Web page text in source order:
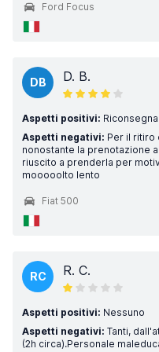
Ford Focus
DB D. B.
Aspetti positivi:
Aspetti negativi: Per il ritiro
nonostante la prenotazione
riuscito a prenderla per
mooooolto lento
Fiat 500
RC R. C.
Aspetti positivi: Nessuno
Aspetti negativi: Tanti,
(2h circa).Personale